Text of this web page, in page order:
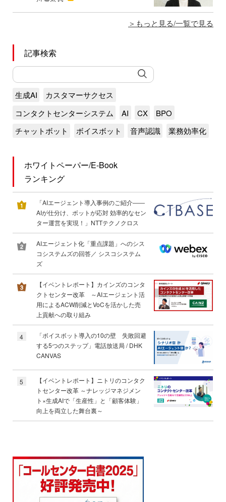
もっと見る/一覧で見る
記事検索
生成AI
カスタマーサクセス
コンタクトセンターシステム
AI CX
BPO
チャットボット
ボイスボット 音声認識 業務効率化
ホワイトペーパー/E-Book
ランキング
「AIエージェント導入事例のご紹介――
AIが仕分け、ボットが応対 効率的なセン
ター運営を実現！」NTTテクノクロス
AIエージェント化「重点課題」へのシス
コシステムズの回答／ シスコシステム
ズ
【イベントレポート】カインズのコンタ
クトセンター改革 ～AIエージェント活
用によるACW削減とVoCを活かした売
上貢献への取り組み
4
「ボイスボット導入の10の壁 失敗回避
する5つのステップ」電話放送局 / DHK
CANVAS
5
【イベントレポート】ニトリのコンタク
トセンター改革 ～ナレッジマネジメン
ト×生成AIで「生産性」と「顧客体験」
向上を両立した舞台裏～